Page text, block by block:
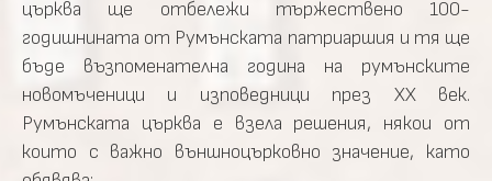
църква ще отбележи тържествено 100-
годишнината от Румънската патриаршия и тя ще
бъде възпоменателна година на румънските
новомъченици и изповедници през XX век.
Румънската църква е взела решения, някои от
които с важно външноцърковно значение, като